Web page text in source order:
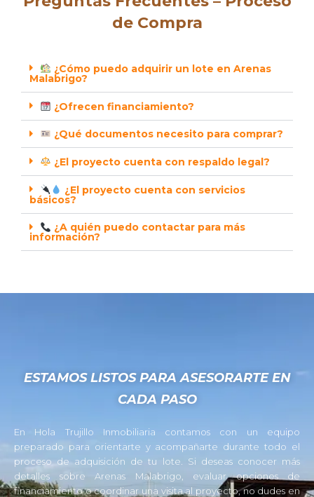
de Compra
¿Cómo puedo adquirir un lote en Arenas
Malabrigo?
¿Ofrecen financiamiento?
¿Qué documentos necesito para comprar?
¿El proyecto cuenta con respaldo legal?
¿El proyecto cuenta con servicios
básicos?
¿A quién puedo contactar para más
información?
ESTAMOS LISTOS PARA ASESORARTE EN
CADA PASO
En Hola Trujillo Inmobiliaria contamos con un equipo
preparado para orientarte y acompañarte durante todo el
proceso de adquisición de tu lote. Si deseas conocer más
detalles sobre Arenas Malabrigo, evaluar opciones de
financiamiento o coordinar una visita al proyecto, no dudes en